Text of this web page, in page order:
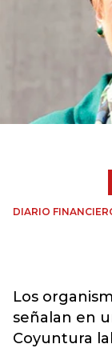
DIARIO
Los
señalan en
Coyuntura